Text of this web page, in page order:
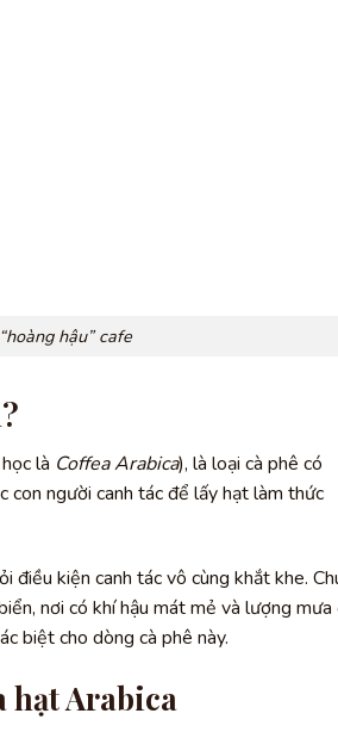
hậu” cafe
là Coffea Arabica), là loại cà phê có
con người canh tác để lấy hạt làm thức
điều kiện canh tác vô cùng khắt khe.
nơi có khí hậu mát mẻ và lượng mưa
biệt cho dòng cà phê này.
hạt Arabica